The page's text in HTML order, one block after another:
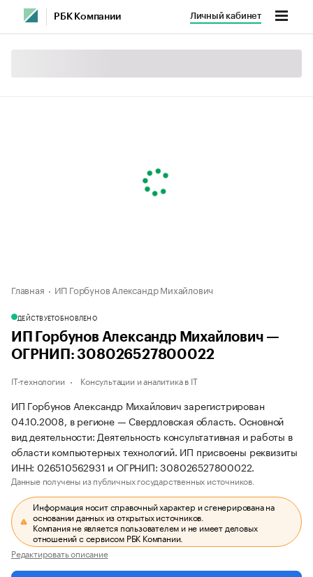
РБК Компании Личный кабинет
Главная ИП Горбунов Александр Михайлович
ДЕЙСТВУЕТОБНОВЛЕНО
ИП Горбунов Александр Михайлович —
ОГРНИП: 308026527800022
IT-технологии Консультации и аналитика в IT
ИП Горбунов Александр Михайлович зарегистрирован
04.10.2008, в регионе — Свердловская область. Основной
вид деятельности: Деятельность консультативная и работы в
области компьютерных технологий. ИП присвоены реквизиты
ИНН: 026510562931 и ОГРНИП: 308026527800022.
Данные получены из публичных государственных источников.
Информация носит справочный характер и сгенерирована на
основании данных из открытых источников.
Компания не является пользователем и не имеет деловых
отношений с сервисом РБК Компании.
Редактировать описание